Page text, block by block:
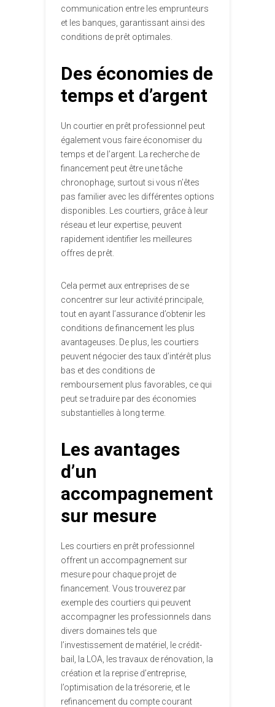
communication entre les emprunteurs
et les banques, garantissant ainsi des
conditions de prêt optimales.
Des économies de
temps et d’argent
Un courtier en prêt professionnel peut
également vous faire économiser du
temps et de l’argent. La recherche de
financement peut être une tâche
chronophage, surtout si vous n’êtes
pas familier avec les différentes options
disponibles. Les courtiers, grâce à leur
réseau et leur expertise, peuvent
rapidement identifier les meilleures
offres de prêt.
Cela permet aux entreprises de se
concentrer sur leur activité principale,
tout en ayant l’assurance d’obtenir les
conditions de financement les plus
avantageuses. De plus, les courtiers
peuvent négocier des taux d’intérêt plus
bas et des conditions de
remboursement plus favorables, ce qui
peut se traduire par des économies
substantielles à long terme.
Les avantages
d’un
accompagnement
sur mesure
Les courtiers en prêt professionnel
offrent un accompagnement sur
mesure pour chaque projet de
financement. Vous trouverez par
exemple des courtiers qui peuvent
accompagner les professionnels dans
divers domaines tels que
l’investissement de matériel, le crédit-
bail, la LOA, les travaux de rénovation, la
création et la reprise d’entreprise,
l’optimisation de la trésorerie, et le
refinancement du compte courant